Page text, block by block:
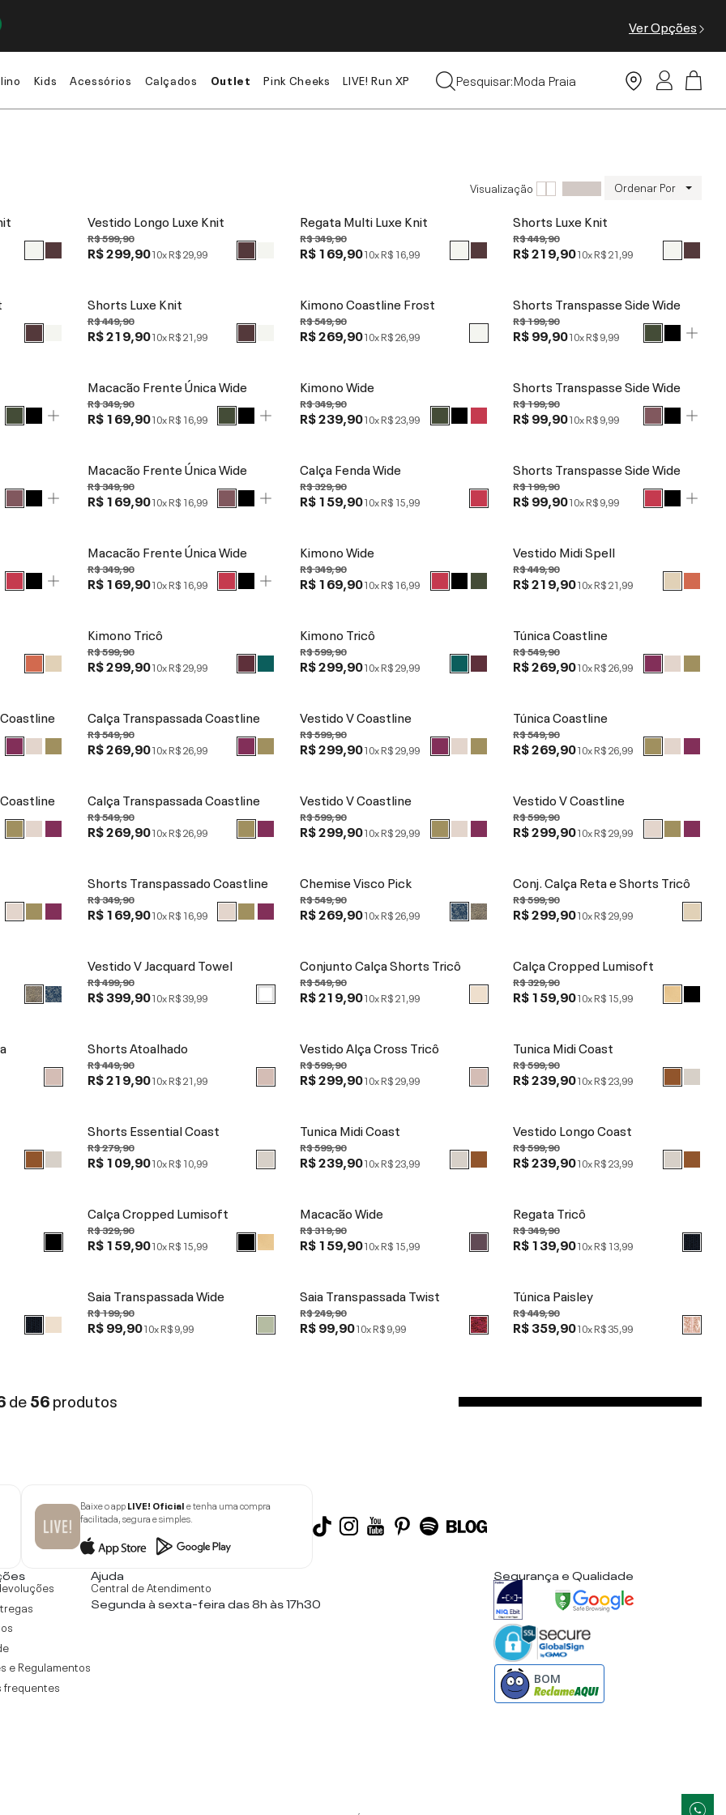
Ver Opções
Kids Acessórios Calçados Outlet Pink Cheeks LIVE! Run XP Pesquisar:Moda Praia
Leggings
Visualização Ordenar Por
Vestido Longo Luxe Knit
R$ 599,90
R$ 299,9010xR$ 29,99
Regata Multi Luxe Knit
R$ 349,90
R$ 169,9010xR$ 16,99
Shorts Luxe Knit
R$ 449,90
R$ 219,9010xR$ 21,99
Shorts Luxe Knit
R$ 449,90
R$ 219,9010xR$ 21,99
Kimono Coastline Frost
R$ 549,90
R$ 269,9010xR$ 26,99
Shorts Transpasse Side Wide
R$ 199,90
R$ 99,9010xR$ 9,99
Macacão Frente Única Wide
R$ 349,90
R$ 169,9010xR$ 16,99
Kimono Wide
R$ 349,90
R$ 239,9010xR$ 23,99
Shorts Transpasse Side Wide
R$ 199,90
R$ 99,9010xR$ 9,99
Macacão Frente Única Wide
R$ 349,90
R$ 169,9010xR$ 16,99
Calça Fenda Wide
R$ 329,90
R$ 159,9010xR$ 15,99
Shorts Transpasse Side Wide
R$ 199,90
R$ 99,9010xR$ 9,99
Macacão Frente Única Wide
R$ 349,90
R$ 169,9010xR$ 16,99
Kimono Wide
R$ 349,90
R$ 169,9010xR$ 16,99
Vestido Midi Spell
R$ 449,90
R$ 219,9010xR$ 21,99
Kimono Tricô
R$ 599,90
R$ 299,9010xR$ 29,99
Kimono Tricô
R$ 599,90
R$ 299,9010xR$ 29,99
Túnica Coastline
R$ 549,90
R$ 269,9010xR$ 26,99
Calça Transpassada Coastline
R$ 549,90
R$ 269,9010xR$ 26,99
Vestido V Coastline
R$ 599,90
R$ 299,9010xR$ 29,99
Túnica Coastline
R$ 549,90
R$ 269,9010xR$ 26,99
Calça Transpassada Coastline
R$ 549,90
R$ 269,9010xR$ 26,99
Vestido V Coastline
R$ 599,90
R$ 299,9010xR$ 29,99
Vestido V Coastline
R$ 599,90
R$ 299,9010xR$ 29,99
Shorts Transpassado Coastline
R$ 349,90
R$ 169,9010xR$ 16,99
Chemise Visco Pick
R$ 549,90
R$ 269,9010xR$ 26,99
Conj. Calça Reta e Shorts Tricô
R$ 599,90
R$ 299,9010xR$ 29,99
Vestido V Jacquard Towel
R$ 499,90
R$ 399,9010xR$ 39,99
Conjunto Calça Shorts Tricô
R$ 549,90
R$ 219,9010xR$ 21,99
Calça Cropped Lumisoft
R$ 329,90
R$ 159,9010xR$ 15,99
Shorts Atoalhado
R$ 449,90
R$ 219,9010xR$ 21,99
Vestido Alça Cross Tricô
R$ 599,90
R$ 299,9010xR$ 29,99
Tunica Midi Coast
R$ 599,90
R$ 239,9010xR$ 23,99
Shorts Essential Coast
R$ 279,90
R$ 109,9010xR$ 10,99
Tunica Midi Coast
R$ 599,90
R$ 239,9010xR$ 23,99
Vestido Longo Coast
R$ 599,90
R$ 239,9010xR$ 23,99
Calça Cropped Lumisoft
R$ 329,90
R$ 159,9010xR$ 15,99
Macacão Wide
R$ 319,90
R$ 159,9010xR$ 15,99
Regata Tricô
R$ 349,90
R$ 139,9010xR$ 13,99
Saia Transpassada Wide
R$ 199,90
R$ 99,9010xR$ 9,99
Saia Transpassada Twist
R$ 249,90
R$ 99,9010xR$ 9,99
Túnica Paisley
R$ 449,90
R$ 359,9010xR$ 35,99
de56produtos
Baixe o appLIVE! Oficiale tenha uma compra
facilitada, segura e simples.
e Regulamentos
frequentes
Ajuda
Central de Atendimento
Segunda à sexta-feira das 8h às 17h30
Segurança e Qualidade
BOM